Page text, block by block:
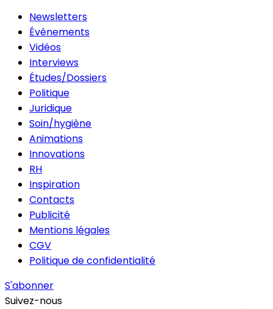
Newsletters
Événements
Vidéos
Interviews
Études/Dossiers
Politique
Juridique
Soin/hygiène
Animations
Innovations
RH
Inspiration
Contacts
Publicité
Mentions légales
CGV
Politique de confidentialité
S'abonner
Suivez-nous